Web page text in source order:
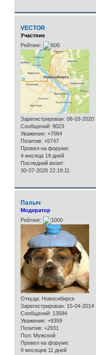
VECTOR
Участник
Рейтинг:
Зарегистрирован: 08-03-2020
Сообщений: 9023
Уважение: +7064
Позитив: +5747
Провел на форуме:
4 месяца 19 дней
Последний визит:
30-07-2026 22:19:11
Палыч
Модератор
Рейтинг:
Откуда: Новосибирск
Зарегистрирован: 15-04-2014
Сообщений: 13584
Уважение: +9359
Позитив: +2931
Пол: Мужской
Провел на форуме:
9 месяцев 11 дней